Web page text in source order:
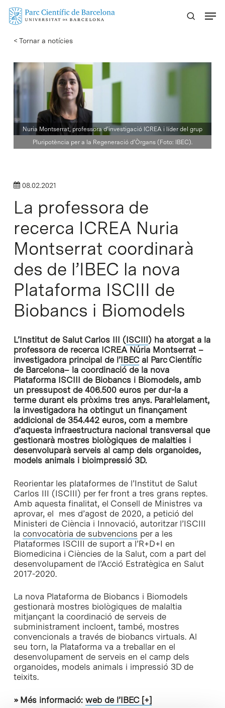
Skip
content
< Tornar a notícies
Nuria Montserrat, professora d’investigació ICREA i líder del grup
Pluripotència per a la Regeneració d’Òrgans (Foto: IBEC).
08.02.2021
La professora de
recerca ICREA Nuria
Montserrat coordinarà
des de l’IBEC la nova
Plataforma ISCIII de
Biobancs i Biomodels
L’Institut de Salut Carlos III (ISCIII) ha atorgat a la
professora de recerca ICREA Núria Montserrat –
investigadora principal de l’IBECal Parc Científic
de Barcelona– la coordinació de la nova
Plataforma ISCIII de Biobancs i Biomodels, amb
un pressupost de 406.500 euros per dur-la a
terme durant els pròxims tres anys. Paral·lelament,
la investigadora ha obtingut un finançament
addicional de 354.442 euros, com a membre
d’aquesta infraestructura nacional transversal que
gestionarà mostres biològiques de malalties i
desenvoluparà serveis al camp dels organoides,
models animals i bioimpressió 3D.
Reorientar les plataformes de l’Institut de Salut
Carlos III (ISCIII) per fer front a tres grans reptes.
Amb aquesta finalitat, el Consell de Ministres va
aprovar, el mes d’agost de 2020, a petició del
Ministeri de Ciència i Innovació, autoritzar l’ISCIII
la convocatòria de subvencions per a les
Plataformes ISCIII de suport a l’R+D+I en
Biomedicina i Ciències de la Salut, com a part del
desenvolupament de l’Acció Estratègica en Salut
2017-2020.
La nova Plataforma de Biobancs i Biomodels
gestionarà mostres biològiques de malaltia
mitjançant la coordinació de serveis de
subministrament incloent, també, mostres
convencionals a través de biobancs virtuals. Al
seu torn, la Plataforma va a treballar en el
desenvolupament de serveis en el camp dels
organoides, models animals i impressió 3D de
teixits.
» Més informació: web de l’IBEC [+]